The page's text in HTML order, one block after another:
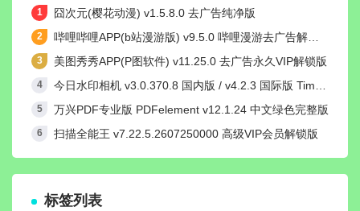
囧次元(樱花动漫) v1.5.8.0 去广告纯净版
哔哩哔哩APP(b站漫游版) v9.5.0 哔哩漫游去广告解除版权受限
美图秀秀APP(P图软件) v11.25.0 去广告永久VIP解锁版
今日水印相机 v3.0.370.8 国内版 / v4.2.3 国际版 Timemark高级VIP会员解锁版
万兴PDF专业版 PDFelement v12.1.24 中文绿色完整版
扫描全能王 v7.22.5.2607250000 高级VIP会员解锁版
标签列表